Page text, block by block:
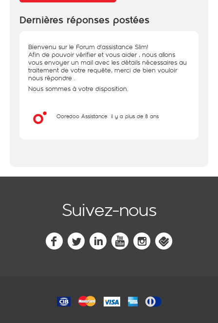
Dernières réponses postées
Bienvenu sur le Forum d'assistance Slim!
Afin de pouvoir vérifier et vous aider , nous allons
vous envoyer un mail avec les détails nécessaires au
traitement de votre requête, merci de bien vouloir
nous répondre .
Nous sommes à votre disposition.
Ooredoo Assistance il y a plus de 8 ans
Suivez-nous